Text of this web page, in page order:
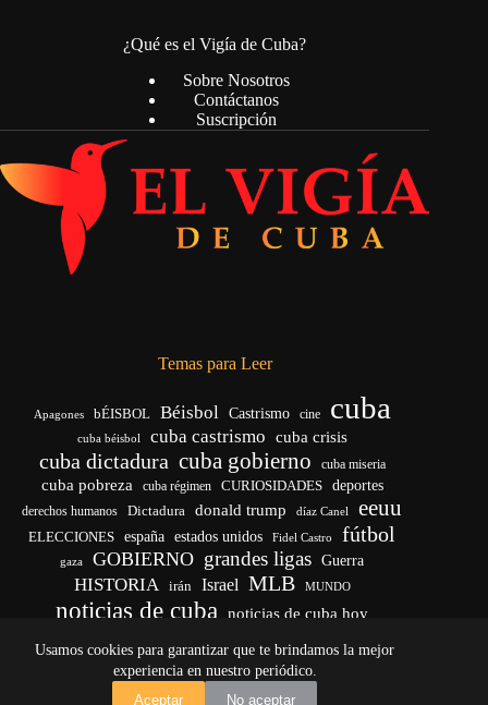
Usamos cookies para garantizar que te brindamos la mejor
experiencia en nuestro periódico.
Aceptar
No aceptar
¿Qué es el Vigía de Cuba?
Sobre Nosotros
Contáctanos
Suscripción
Temas para Leer
Apagones bÉISBOL Béisbol Castrismo cine cuba
cuba béisbol cuba castrismo cuba crisis
cuba dictadura cuba gobierno cuba miseria
cuba pobreza cuba régimen CURIOSIDADES deportes
derechos humanos Dictadura donald trump díaz Canel eeuu
ELECCIONES españa estados unidos Fidel Castro fútbol
gaza GOBIERNO grandes ligas Guerra
HISTORIA irán Israel MLB MUNDO
noticias de cuba
noticias de cuba hoy
vida yankees
Copyright © 2026 - El Vigía de Cuba